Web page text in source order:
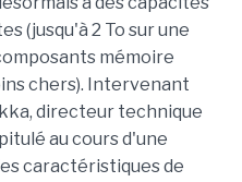
(jusqu'à 2 To sur une
mémoire
chers). Intervenant
directeur technique
au cours d'une
caractéristiques de